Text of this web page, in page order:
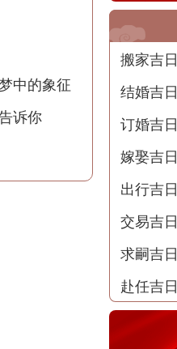
中的象征
诉你
搬家吉日
结婚吉日
订婚吉日
嫁娶吉日
出行吉日
交易吉日
求嗣吉日
赴任吉日